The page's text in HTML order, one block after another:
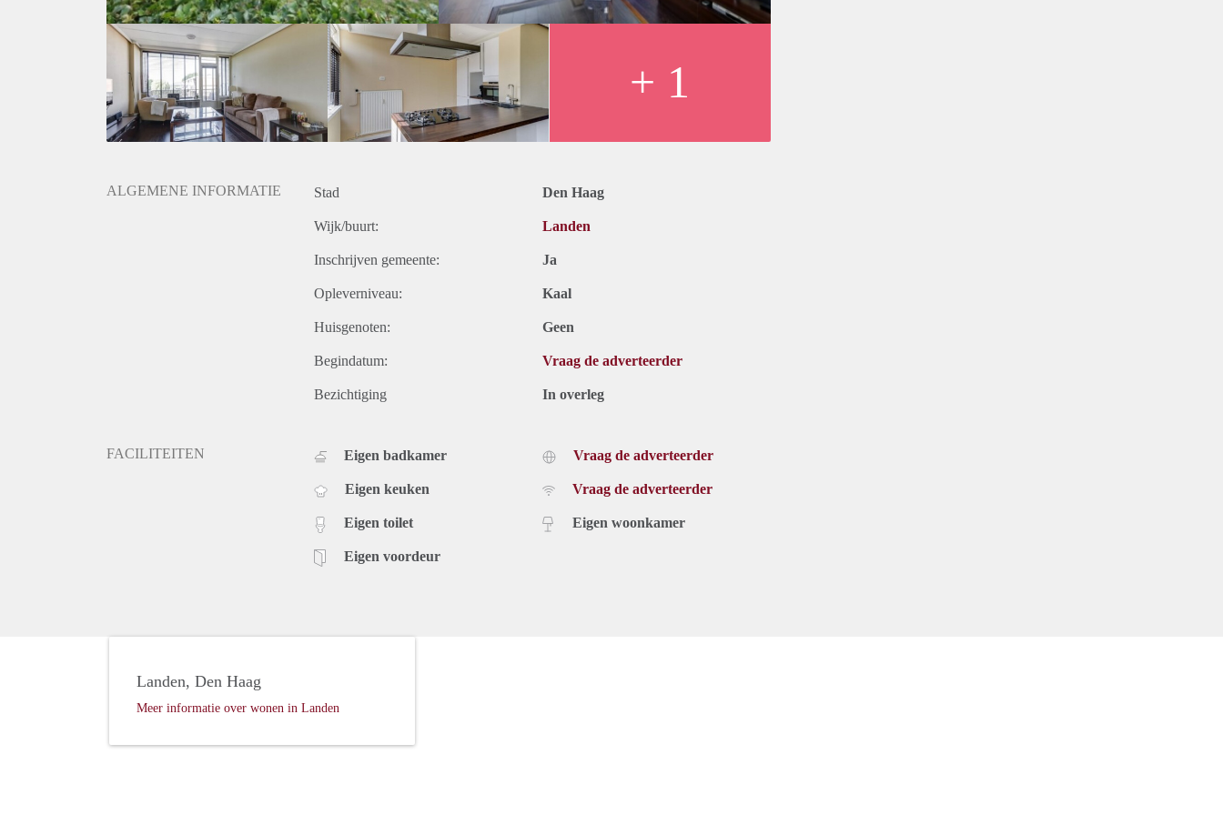
+ 1
ALGEMENE INFORMATIE Stad Den Haag
Wijk/buurt: Landen
Inschrijven gemeente: Ja
Opleverniveau: Kaal
Huisgenoten: Geen
Begindatum: Vraag de adverteerder
Bezichtiging In overleg
FACILITEITEN Eigen badkamer
Eigen keuken
Eigen toilet
Eigen voordeur
Vraag de adverteerder
Vraag de adverteerder
Eigen woonkamer
Landen, Den Haag
Meer informatie over wonen in Landen